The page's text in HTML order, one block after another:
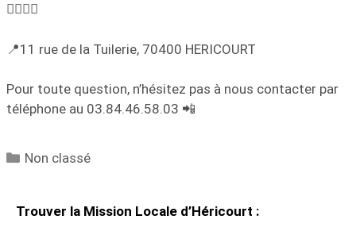
👩‍⚕️🧑‍⚕️
📍11 rue de la Tuilerie, 70400 HERICOURT
Pour toute question, n’hésitez pas à nous contacter par
téléphone au 03.84.46.58.03 📲
Non classé
Trouver la Mission Locale d’Héricourt :